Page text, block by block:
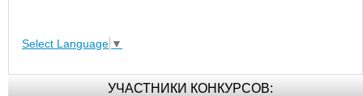
Select Language ▼
УЧАСТНИКИ КОНКУРСОВ: